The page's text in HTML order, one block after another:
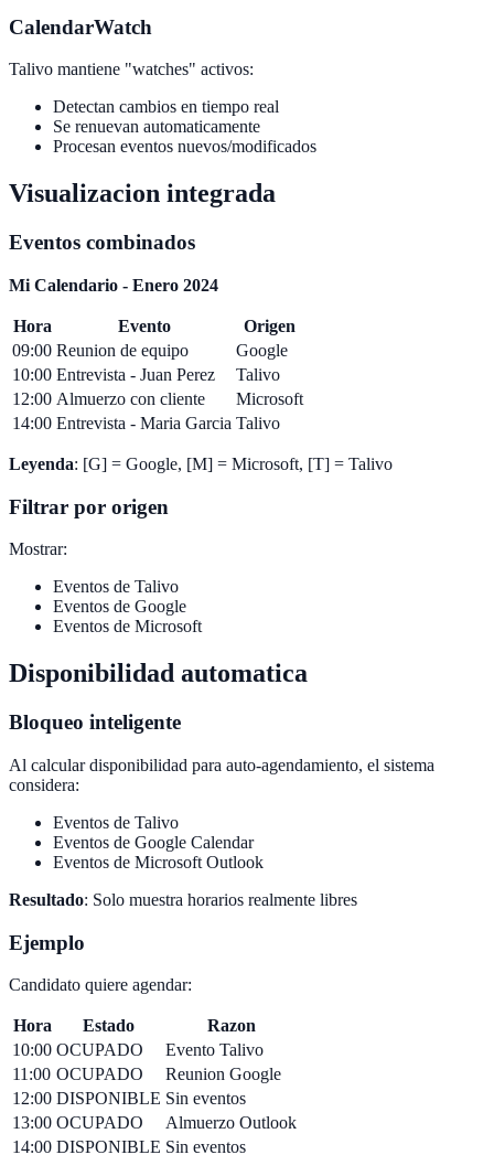
CalendarWatch
Talivo mantiene "watches" activos:
Detectan cambios en tiempo real
Se renuevan automaticamente
Procesan eventos nuevos/modificados
Visualizacion integrada
Eventos combinados
Mi Calendario - Enero 2024
Hora Evento
Origen
09:00 Reunion de equipo
Google
10:00 Entrevista - Juan Perez
Talivo
12:00 Almuerzo con cliente
Microsoft
14:00 Entrevista - Maria Garcia Talivo
Leyenda: [G] = Google, [M] = Microsoft, [T] = Talivo
Filtrar por origen
Mostrar:
Eventos de Talivo
Eventos de Google
Eventos de Microsoft
Disponibilidad automatica
Bloqueo inteligente
Al calcular disponibilidad para auto-agendamiento, el sistema
considera:
Eventos de Talivo
Eventos de Google Calendar
Eventos de Microsoft Outlook
Resultado: Solo muestra horarios realmente libres
Ejemplo
Candidato quiere agendar:
Hora Estado
Razon
10:00 OCUPADO
Evento Talivo
11:00 OCUPADO
Reunion Google
12:00 DISPONIBLE Sin eventos
13:00 OCUPADO
Almuerzo Outlook
14:00 DISPONIBLE Sin eventos